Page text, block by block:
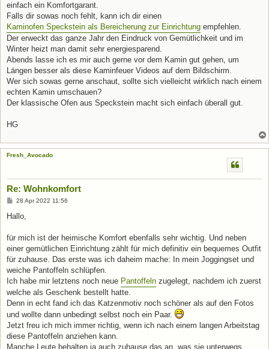
einfach ein Komfortgarant.
Falls dir sowas noch fehlt, kann ich dir einen
Kaminofen Speckstein als Bereicherung zur Einrichtung empfehlen.
Der erweckt das ganze Jahr den Eindruck von Gemütlichkeit und im
Winter heizt man damit sehr energiesparend.
Abends lasse ich es mir auch gerne vor dem Kamin gut gehen, um
Längen besser als diese Kaminfeuer Videos auf dem Bildschirm.
Wer sich sowas gerne anschaut, sollte sich vielleicht wirklich nach einem
echten Kamin umschauen?
Der klassische Ofen aus Speckstein macht sich einfach überall gut.
HG
Fresh_Avocado
Re: Wohnkomfort
B
i
a
28 Apr 2022 11:56
Hallo,
für mich ist der heimische Komfort ebenfalls sehr wichtig. Und neben
einer gemütlichen Einrichtung zählt für mich definitiv ein bequemes Outfit
für zuhause. Das erste was ich daheim mache: In mein Joggingset und
weiche Pantoffeln schlüpfen.
Ich habe mir letztens noch neue Pantoffeln zugelegt, nachdem ich zuerst
welche als Geschenk bestellt hatte.
Denn in echt fand ich das Katzenmotiv noch schöner als auf den Fotos
und wollte dann unbedingt selbst noch ein Paar.
Jetzt freu ich mich immer richtig, wenn ich nach einem langen Arbeitstag
diese Pantoffeln anziehen kann.
Manche Leute behalten ja auch zuhause das an, was sie unterwegs